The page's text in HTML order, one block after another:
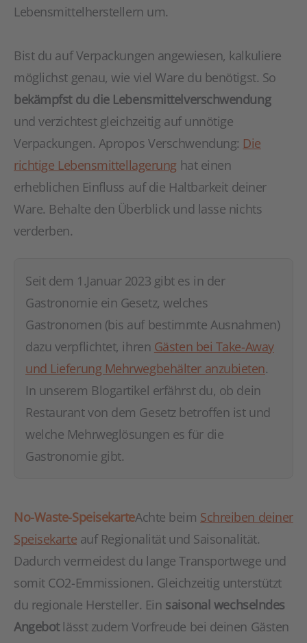
Lebensmittelherstellern um.
Bist du auf Verpackungen angewiesen, kalkuliere
möglichst genau, wie viel Ware du benötigst. So
bekämpfst du die Lebensmittelverschwendung
und verzichtest gleichzeitig auf unnötige
Verpackungen. Apropos Verschwendung: Die
richtige Lebensmittellagerung hat einen
erheblichen Einfluss auf die Haltbarkeit deiner
Ware. Behalte den Überblick und lasse nichts
verderben.
Seit dem 1.Januar 2023 gibt es in der
Gastronomie ein Gesetz, welches
Gastronomen (bis auf bestimmte Ausnahmen)
dazu verpflichtet, ihren Gästen bei Take-Away
und Lieferung Mehrwegbehälter anzubieten.
In unserem Blogartikel erfährst du, ob dein
Restaurant von dem Gesetz betroffen ist und
welche Mehrweglösungen es für die
Gastronomie gibt.
No-Waste-SpeisekarteAchte beim Schreiben deiner
Speisekarte auf Regionalität und Saisonalität.
Dadurch vermeidest du lange Transportwege und
somit CO2-Emmissionen. Gleichzeitig unterstützt
du regionale Hersteller. Ein saisonal wechselndes
Angebotlässt zudem Vorfreude bei deinen Gästen